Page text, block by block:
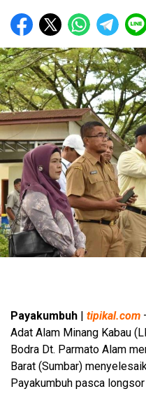
Payakumbuh | tipikal.com
Adat Alam Minang Kabau
Bodra Dt. Parmato Alam
Barat (Sumbar)
Payakumbuh pasca